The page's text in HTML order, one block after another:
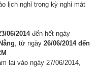
lịch nghỉ trong kỳ nghỉ mát
06/2014đến hết ngày
, từ ngày 26/06/2014 đến
.
lại vào ngày 27/06/2014,